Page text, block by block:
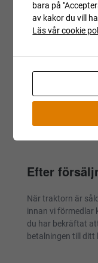
Vi marknadsför
att nå rätt
Fabeo erbjuder
Efter
När traktorn är
innan vi
du har bekräftat
betalningen till ditt
bara på
av kakor du vill
Läs vår cookie